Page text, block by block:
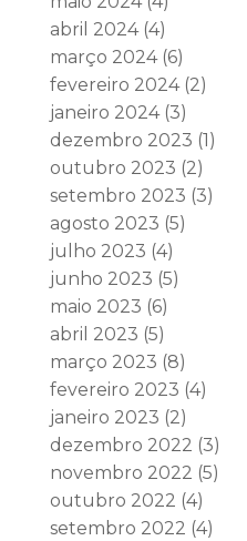
abril 2024(4)
março 2024(6)
fevereiro 2024(2)
janeiro 2024(3)
dezembro 2023 (1)
outubro 2023 (2)
setembro 2023 (3)
agosto 2023 (5)
julho 2023 (4)
junho 2023 (5)
maio 2023 (6)
abril 2023 (5)
março 2023 (8)
fevereiro 2023 (4)
janeiro 2023 (2)
dezembro 2022 (3)
novembro 2022 (5)
outubro 2022 (4)
setembro 2022 (4)